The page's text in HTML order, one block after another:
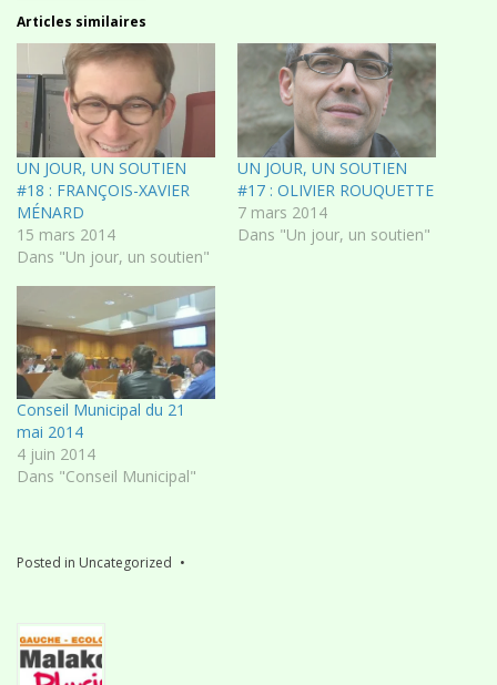
Articles similaires
UN JOUR, UN SOUTIEN
#18 : FRANÇOIS-XAVIER
MÉNARD
15 mars 2014
Dans "Un jour, un soutien"
UN JOUR, UN SOUTIEN
#17 : OLIVIER ROUQUETTE
7 mars 2014
Dans "Un jour, un soutien"
Conseil Municipal du 21
mai 2014
4 juin 2014
Dans "Conseil Municipal"
Posted in Uncategorized